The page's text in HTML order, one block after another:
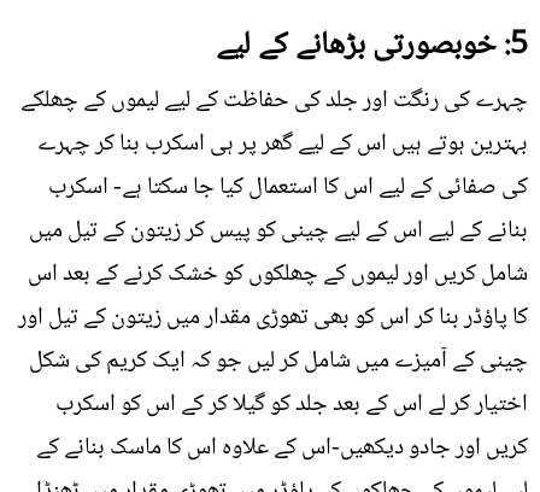
5: خوبصورتی بڑھانے کے لیے
چہرے کی رنگت اور جلد کی حفاظت کے لیے لیموں کے چھلکے
بہترین ہوتے ہیں اس کے لیے گھر پر ہی اسکرب بنا کر چہرے
کی صفائی کے لیے اس کا استعمال کیا جا سکتا ہے- اسکرب
بنانے کے لیے اس کے لیے چینی کو پیس کر زيتون کے تیل میں
شامل کریں اور لیموں کے چھلکوں کو خشک کرنے کے بعد اس
کا پاؤڈر بنا کر اس کو بھی تھوڑی مقدار میں زیتون کے تیل اور
چینی کے آمیزے میں شامل کر لیں جو کہ ایک کریم کی شکل
اختیار کر لے اس کے بعد جلد کو گیلا کر کے اس کو اسکرب
کریں اور جادو دیکھیں-اس کے علاوہ اس کا ماسک بنانے کے